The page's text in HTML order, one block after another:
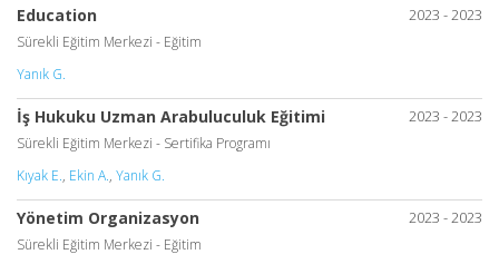
2023 - 2023
Education
Sürekli Eğitim Merkezi - Eğitim
Yanık G.
2023 - 2023
İş Hukuku Uzman Arabuluculuk Eğitimi
Sürekli Eğitim Merkezi - Sertifika Programı
Kıyak E., Ekin A., Yanık G.
2023 - 2023
Yönetim Organizasyon
Sürekli Eğitim Merkezi - Eğitim